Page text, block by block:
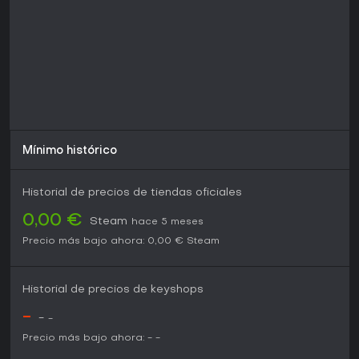
Mínimo histórico
Historial de precios de tiendas oficiales
0,00 € Steam
hace 5 meses
Precio más bajo ahora: 0,00 € Steam
Historial de precios de keyshops
- - -
Precio más bajo ahora: - -